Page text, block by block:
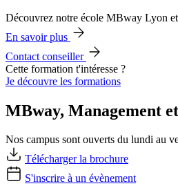
Découvrez notre école MBway Lyon et
En savoir plus
Contact conseiller
Cette formation t'intéresse ?
Je découvre les formations
MBway, Management
Nos campus sont ouverts du lundi au
Télécharger la brochure
S'inscrire à un évènement